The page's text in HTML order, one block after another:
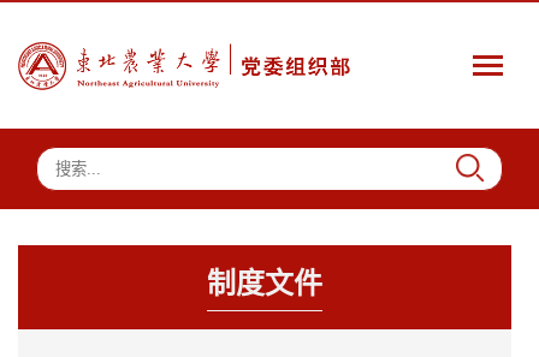
制度文件